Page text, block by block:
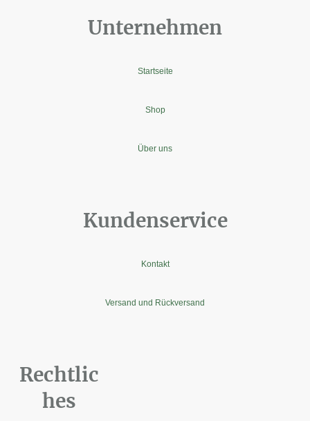
Unternehmen
Startseite
Shop
Über uns
Kundenservice
Kontakt
Versand und Rückversand
Rechtlic
hes